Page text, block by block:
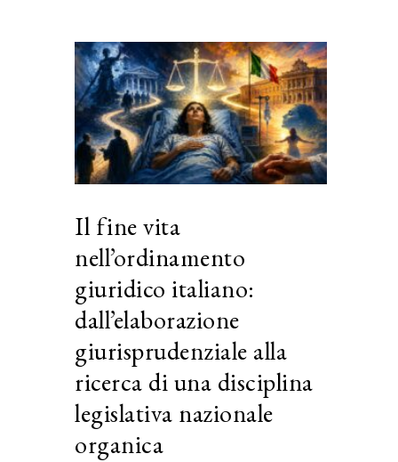
Il fine vita
nell’ordinamento
giuridico italiano:
dall’elaborazione
giurisprudenziale alla
ricerca di una disciplina
legislativa nazionale
organica